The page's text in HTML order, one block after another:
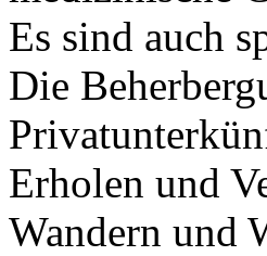
Es sind auch
Die
Erholen und
Wandern und